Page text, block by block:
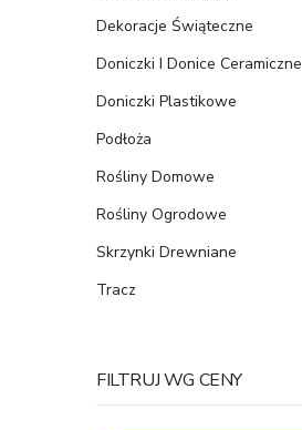
Dekoracje Świąteczne
Doniczki I Donice Ceramiczne
Doniczki Plastikowe
Podłoża
Rośliny Domowe
Rośliny Ogrodowe
Skrzynki Drewniane
Tracz
FILTRUJ WG CENY